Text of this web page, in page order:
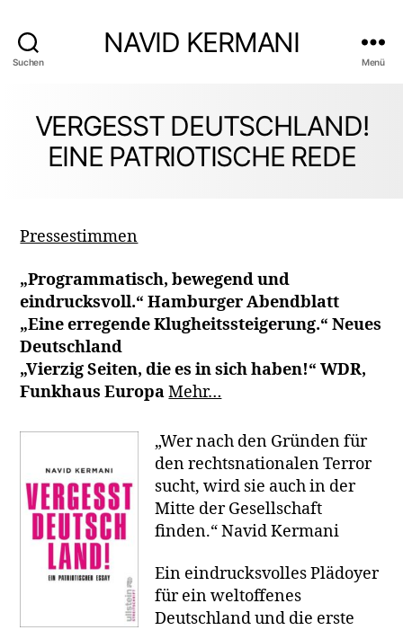
Suchen
NAVID KERMANI
Menü
VERGESST DEUTSCHLAND!
EINE PATRIOTISCHE REDE
Pressestimmen
„Programmatisch, bewegend und
eindrucksvoll.“ Hamburger Abendblatt
„Eine erregende Klugheitssteigerung.“ Neues
Deutschland
„Vierzig Seiten, die es in sich haben!“ WDR,
Funkhaus EuropaMehr…
„Wer nach den Gründen für
den rechtsnationalen Terror
sucht, wird sie auch in der
Mitte der Gesellschaft
finden.“ Navid Kermani
Ein eindrucksvolles Plädoyer
für ein weltoffenes
Deutschland und die erste